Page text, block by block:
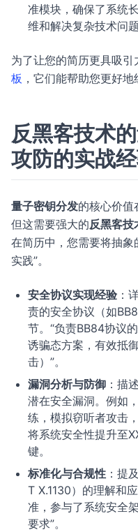
准模块 ，确保了系统
维和解决复杂技术问题
为了让您的简历更具吸
板 ，它们能帮助您更好
反黑客技术
攻防的实战
量子密钥分发的核心价值
但这需要强大的反黑客技
在简历中，您需要将抽象
实践”。
安全协议实现经验 ：
责的安全协议 （如
节。“负责BB84协议
诱骗态方案，有效抵
击）”。
漏洞分析与防御 ：描
潜在安全漏洞。例如
练 ，模拟窃听者攻击
将系统安全性提升至
键。
标准化与合规性 ：提
T X.1130）的理解和
准，参与了系统安全
要求”。